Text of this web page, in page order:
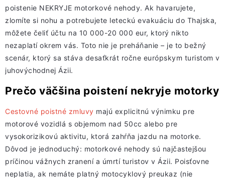
poistenie NEKRYJE motorkové nehody. Ak havarujete,
zlomíte si nohu a potrebujete leteckú evakuáciu do Thajska,
môžete čeliť účtu na 10 000-20 000 eur, ktorý nikto
nezaplatí okrem vás. Toto nie je preháňanie – je to bežný
scenár, ktorý sa stáva desaťkrát ročne európskym turistom v
juhovýchodnej Ázii.
Prečo väčšina poistení nekryje motorky
Cestovné poistné zmluvy majú explicitnú výnimku pre
motorové vozidlá s objemom nad 50cc alebo pre
vysokorizikovú aktivitu, ktorá zahŕňa jazdu na motorke.
Dôvod je jednoduchý: motorkové nehody sú najčastejšou
príčinou vážnych zranení a úmrtí turistov v Ázii. Poisťovne
neplatia, ak nemáte platný motocyklový preukaz (nie